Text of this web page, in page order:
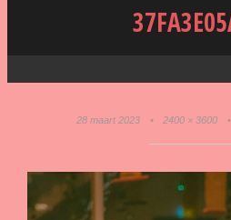
28 maart 2023 • 2400 × 3600 •